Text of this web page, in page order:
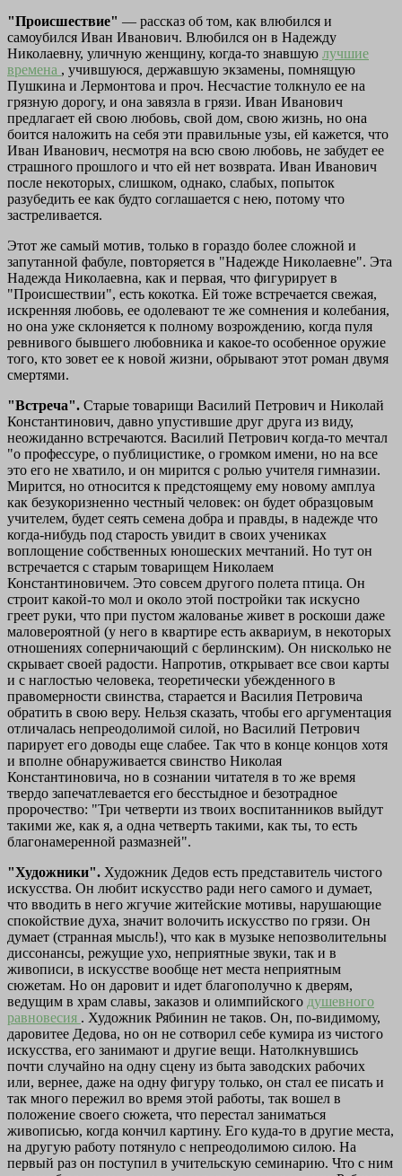
"Происшествие" — рассказ об том, как влюбился и
самоубился Иван Иванович. Влюбился он в Надежду
Николаевну, уличную женщину, когда-то знавшую лучшие
времена , учившуюся, державшую экзамены, помнящую
Пушкина и Лермонтова и проч. Несчастие толкнуло ее на
грязную дорогу, и она завязла в грязи. Иван Иванович
предлагает ей свою любовь, свой дом, свою жизнь, но она
боится наложить на себя эти правильные узы, ей кажется, что
Иван Иванович, несмотря на всю свою любовь, не забудет ее
страшного прошлого и что ей нет возврата. Иван Иванович
после некоторых, слишком, однако, слабых, попыток
разубедить ее как будто соглашается с нею, потому что
застреливается.
Этот же самый мотив, только в гораздо более сложной и
запутанной фабуле, повторяется в "Надежде Николаевне". Эта
Надежда Николаевна, как и первая, что фигурирует в
"Происшествии", есть кокотка. Ей тоже встречается свежая,
искренняя любовь, ее одолевают те же сомнения и колебания,
но она уже склоняется к полному возрождению, когда пуля
ревнивого бывшего любовника и какое-то особенное оружие
того, кто зовет ее к новой жизни, обрывают этот роман двумя
смертями.
"Встреча". Старые товарищи Василий Петрович и Николай
Константинович, давно упустившие друг друга из виду,
неожиданно встречаются. Василий Петрович когда-то мечтал
"о профессуре, о публицистике, о громком имени, но на все
это его не хватило, и он мирится с ролью учителя гимназии.
Мирится, но относится к предстоящему ему новому амплуа
как безукоризненно честный человек: он будет образцовым
учителем, будет сеять семена добра и правды, в надежде что
когда-нибудь под старость увидит в своих учениках
воплощение собственных юношеских мечтаний. Но тут он
встречается с старым товарищем Николаем
Константиновичем. Это совсем другого полета птица. Он
строит какой-то мол и около этой постройки так искусно
греет руки, что при пустом жалованье живет в роскоши даже
маловероятной (у него в квартире есть аквариум, в некоторых
отношениях соперничающий с берлинским). Он нисколько не
скрывает своей радости. Напротив, открывает все свои карты
и с наглостью человека, теоретически убежденного в
правомерности свинства, старается и Василия Петровича
обратить в свою веру. Нельзя сказать, чтобы его аргументация
отличалась непреодолимой силой, но Василий Петрович
парирует его доводы еще слабее. Так что в конце концов хотя
и вполне обнаруживается свинство Николая
Константиновича, но в сознании читателя в то же время
твердо запечатлевается его бесстыдное и безотрадное
пророчество: "Три четверти из твоих воспитанников выйдут
такими же, как я, а одна четверть такими, как ты, то есть
благонамеренной размазней".
"Художники". Художник Дедов есть представитель чистого
искусства. Он любит искусство ради него самого и думает,
что вводить в него жгучие житейские мотивы, нарушающие
спокойствие духа, значит волочить искусство по грязи. Он
думает (странная мысль!), что как в музыке непозволительны
диссонансы, режущие ухо, неприятные звуки, так и в
живописи, в искусстве вообще нет места неприятным
сюжетам. Но он даровит и идет благополучно к дверям,
ведущим в храм славы, заказов и олимпийского душевного
равновесия . Художник Рябинин не таков. Он, по-видимому,
даровитее Дедова, но он не сотворил себе кумира из чистого
искусства, его занимают и другие вещи. Натолкнувшись
почти случайно на одну сцену из быта заводских рабочих
или, вернее, даже на одну фигуру только, он стал ее писать и
так много пережил во время этой работы, так вошел в
положение своего сюжета, что перестал заниматься
живописью, когда кончил картину. Его куда-то в другие места,
на другую работу потянуло с непреодолимою силою. На
первый раз он поступил в учительскую семинарию. Что с ним